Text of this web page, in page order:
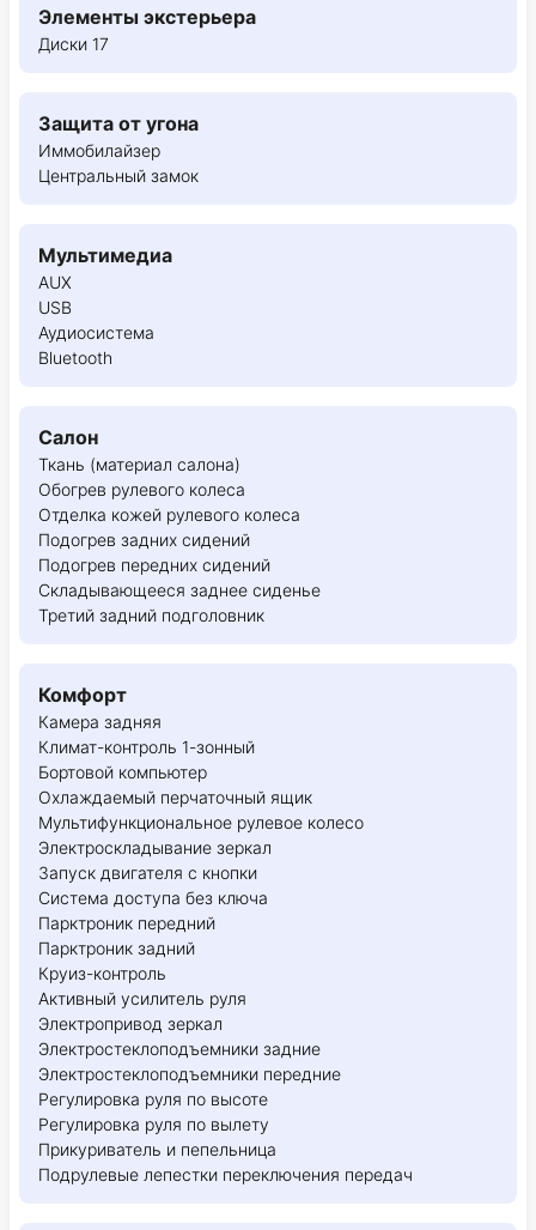
Элементы экстерьера
Диски 17
Защита от угона
Иммобилайзер
Центральный замок
Мультимедиа
AUX
USB
Аудиосистема
Bluetooth
Салон
Ткань (материал салона)
Обогрев рулевого колеса
Отделка кожей рулевого колеса
Подогрев задних сидений
Подогрев передних сидений
Складывающееся заднее сиденье
Третий задний подголовник
Комфорт
Камера задняя
Климат-контроль 1-зонный
Бортовой компьютер
Охлаждаемый перчаточный ящик
Мультифункциональное рулевое колесо
Электроскладывание зеркал
Запуск двигателя с кнопки
Система доступа без ключа
Парктроник передний
Парктроник задний
Круиз-контроль
Активный усилитель руля
Электропривод зеркал
Электростеклоподъемники задние
Электростеклоподъемники передние
Регулировка руля по высоте
Регулировка руля по вылету
Прикуриватель и пепельница
Подрулевые лепестки переключения передач